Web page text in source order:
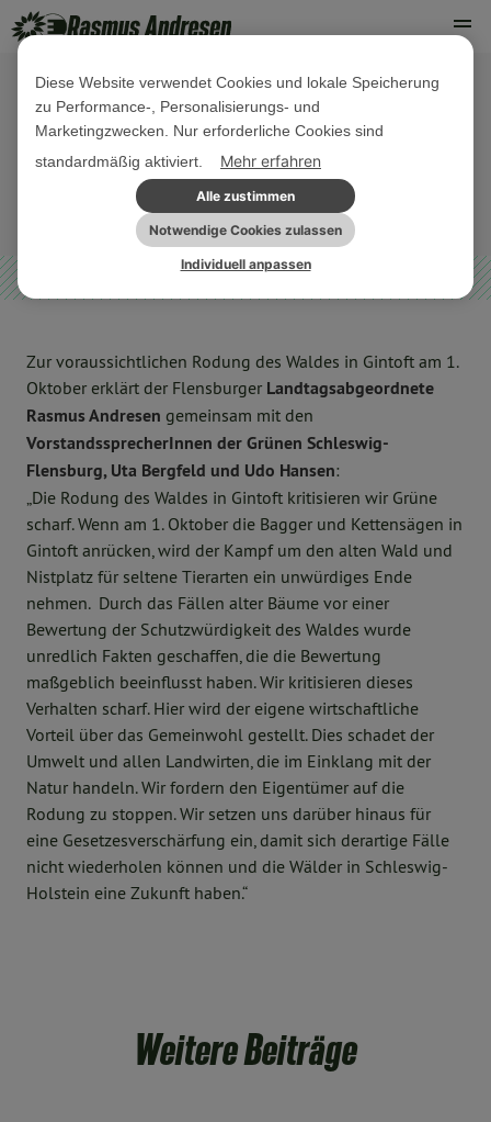
29. SEPTEMBER 2017
PM Rodung des Gintofter Waldes
ARCHIV
Zur voraussichtlichen Rodung des Waldes in Gintoft am 1.
Oktober erklärt der Flensburger Landtagsabgeordnete
Rasmus Andresen gemeinsam mit den
VorstandssprecherInnen der Grünen Schleswig-
Flensburg, Uta Bergfeld und Udo Hansen:
„Die Rodung des Waldes in Gintoft kritisieren wir Grüne
scharf. Wenn am 1. Oktober die Bagger und Kettensägen in
Gintoft anrücken, wird der Kampf um den alten Wald und
Nistplatz für seltene Tierarten ein unwürdiges Ende
nehmen. Durch das Fällen alter Bäume vor einer
Bewertung der Schutzwürdigkeit des Waldes wurde
unredlich Fakten geschaffen, die die Bewertung
maßgeblich beeinflusst haben. Wir kritisieren dieses
Verhalten scharf. Hier wird der eigene wirtschaftliche
Vorteil über das Gemeinwohl gestellt. Dies schadet der
Umwelt und allen Landwirten, die im Einklang mit der
Natur handeln. Wir fordern den Eigentümer auf die
Rodung zu stoppen. Wir setzen uns darüber hinaus für
eine Gesetzesverschärfung ein, damit sich derartige Fälle
nicht wiederholen können und die Wälder in Schleswig-
Holstein eine Zukunft haben.“
Weitere Beiträge
Diese Website verwendet Cookies und lokale Speicherung
zu Performance-, Personalisierungs- und
Marketingzwecken. Nur erforderliche Cookies sind
standardmäßig aktiviert.
Mehr erfahren
Alle zustimmen
Notwendige Cookies zulassen
Individuell anpassen